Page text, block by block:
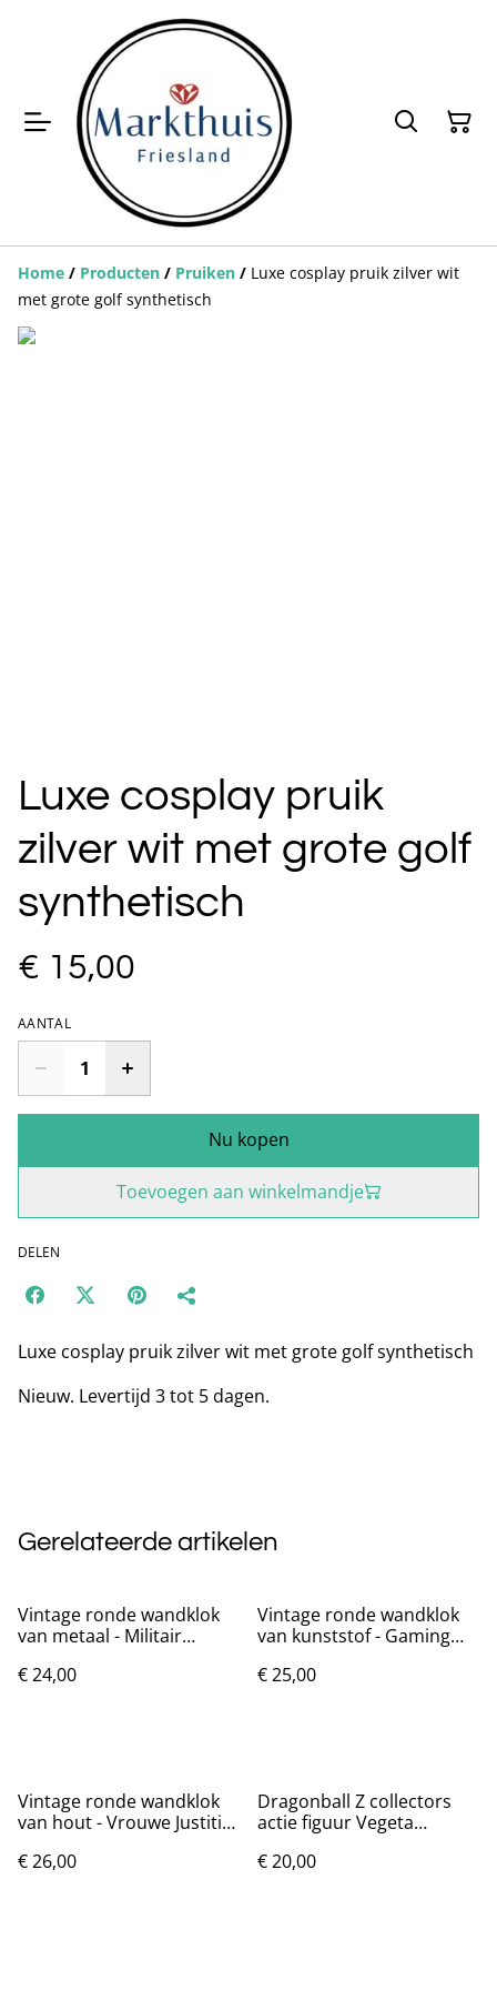
Home / Producten / Pruiken / Luxe cosplay pruik zilver wit
met grote golf synthetisch
Luxe cosplay pruik
zilver wit met grote golf
synthetisch
€ 15,00
AANTAL
Nu kopen
Toevoegen aan winkelmandje
DELEN
Luxe cosplay pruik zilver wit met grote golf synthetisch
Nieuw. Levertijd 3 tot 5 dagen.
Gerelateerde artikelen
Vintage ronde wandklok
van metaal - Militair
€ 24,00
Vintage ronde wandklok
van kunststof - Gaming
€ 25,00
Vintage ronde wandklok
van hout - Vrouwe Justitia
€ 26,00
Dragonball Z collectors
actie figuur Vegeta
€ 20,00